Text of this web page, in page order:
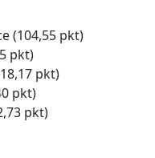
(104,55 pkt)
pkt)
pkt)
pkt)
pkt)